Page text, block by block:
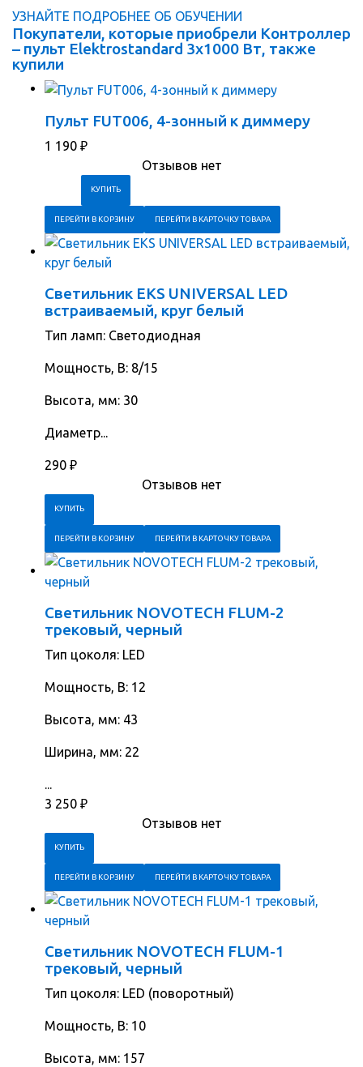
УЗНАЙТЕ ПОДРОБНЕЕ ОБ ОБУЧЕНИИ
Покупатели, которые приобрели Контроллер
– пульт Elektrostandard 3х1000 Вт, также
купили
Пульт FUT006, 4-зонный к диммеру
1 190 ₽
Отзывов нет
ПЕРЕЙТИ В КОРЗИНУ ПЕРЕЙТИ В КАРТОЧКУ ТОВАРА
Светильник EKS UNIVERSAL LED
встраиваемый, круг белый
Тип ламп: Светодиодная
Мощность, В: 8/15
Высота, мм: 30
Диаметр...
290 ₽
Отзывов нет
ПЕРЕЙТИ В КОРЗИНУ ПЕРЕЙТИ В КАРТОЧКУ ТОВАРА
Светильник NOVOTECH FLUM-2
трековый, черный
Тип цоколя: LED
Мощность, В: 12
Высота, мм: 43
Ширина, мм: 22
...
3 250 ₽
Отзывов нет
ПЕРЕЙТИ В КОРЗИНУ ПЕРЕЙТИ В КАРТОЧКУ ТОВАРА
Светильник NOVOTECH FLUM-1
трековый, черный
Тип цоколя: LED (поворотный)
Мощность, В: 10
Высота, мм: 157